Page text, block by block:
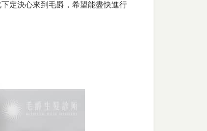
定決心來到毛爵，希望能盡快進行